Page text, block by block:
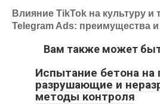
Влияние TikTok на культуру и
Telegram Ads: преимущества и
Вам также может
Испытание бетона на
разрушающие и
методы контроля